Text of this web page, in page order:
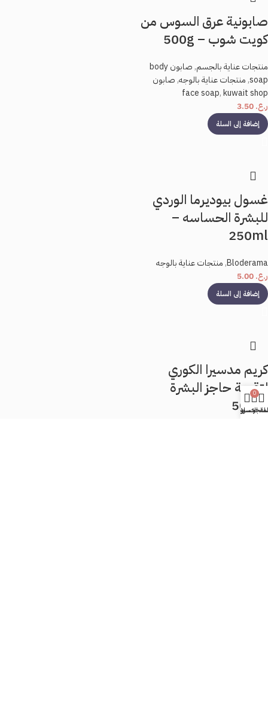
صابونية عرق السوس من
كويت شوب – 500g
منتجات عناية بالجسم,
صابون body
soap
,منتجات عناية بالوجه,صابون
face soap,kuwait shop
ر.ع.
إضافة إلى السلة
غسول بيوديرما الوردي
للبشرة الحساسه –
250ml
Bloderama
,منتجات عناية بالوجه
ر.ع.
إضافة إلى السلة
كريم مدسيرا الكوري
لتقوية حاجز البشرة
-50ml
0
التسوق
حسابي